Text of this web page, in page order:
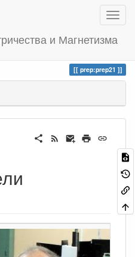
и Магнетизма
prep:prep21